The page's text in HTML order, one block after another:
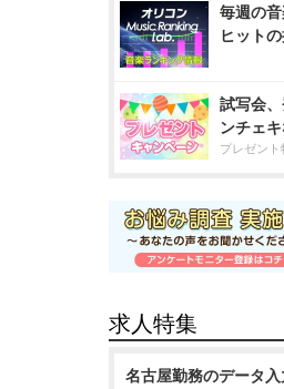
毎週の音
ヒット
試写会
ンチェ
プレゼント
求人特集
名古屋勤務のデータ